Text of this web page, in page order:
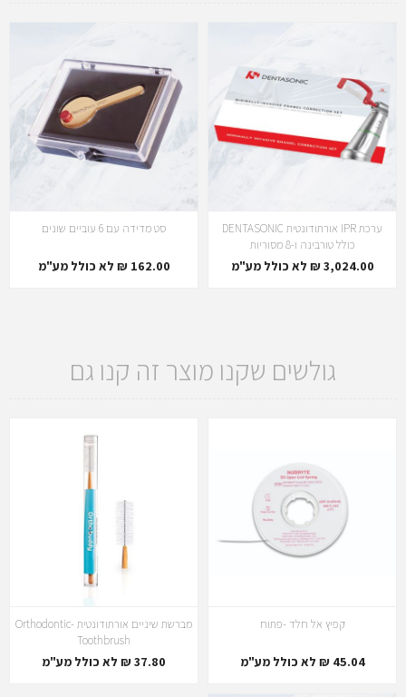
ערכת IPR אורתודונטית DENTASONIC
כולל טורבינה ו-8 מסוריות
3,024.00 ₪ לא כולל מע"מ
סט מדידה עם 6 עוביים שונים
162.00 ₪ לא כולל מע"מ
גולשים שקנו מוצר זה קנו גם
קפיץ אל חלד -פתוח
45.04 ₪ לא כולל מע"מ
מברשת שיניים אורתודונטית -Orthodontic
Toothbrush
37.80 ₪ לא כולל מע"מ